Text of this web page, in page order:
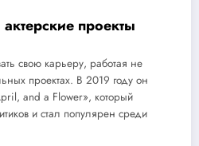
проекты
свою карьеру, работая не
проектах. В 2019 году он
and a Flower», который
и стал популярен среди